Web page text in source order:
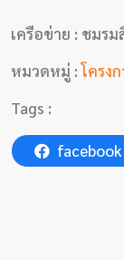
เครือข่าย : ชมร
หมวดหมู่ :โครง
Tags :
facebook